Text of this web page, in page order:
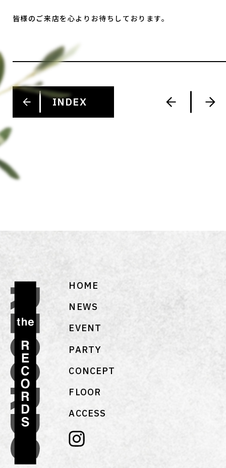
皆様のご来店を心よりお待ちしております。
INDEX
HOME
NEWS
EVENT
PARTY
CONCEPT
FLOOR
ACCESS